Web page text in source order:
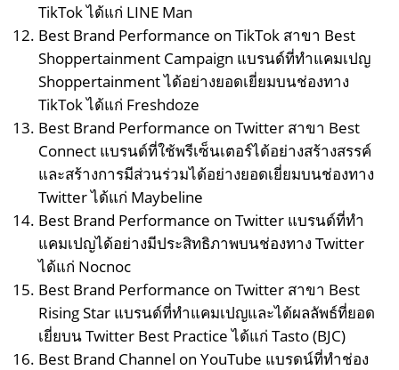
TikTok ได้แก่ LINE Man
Best Brand Performance on TikTok สาขา Best
Shoppertainment Campaign แบรนด์ที่ทำแคมเปญ
Shoppertainment ได้อย่างยอดเยี่ยมบนช่องทาง
TikTok ได้แก่ Freshdoze
Best Brand Performance on Twitter สาขา Best
Connect แบรนด์ที่ใช้พรีเซ็นเตอร์ได้อย่างสร้างสรรค์
และสร้างการมีส่วนร่วมได้อย่างยอดเยี่ยมบนช่องทาง
Twitter ได้แก่ Maybeline
Best Brand Performance on Twitter แบรนด์ที่ทำ
แคมเปญได้อย่างมีประสิทธิภาพบนช่องทาง Twitter
ได้แก่ Nocnoc
Best Brand Performance on Twitter สาขา Best
Rising Star แบรนด์ที่ทำแคมเปญและได้ผลลัพธ์ที่ยอด
เยี่ยบน Twitter Best Practice ได้แก่ Tasto (BJC)
Best Brand Channel on YouTube แบรดน์ที่ทำช่อง